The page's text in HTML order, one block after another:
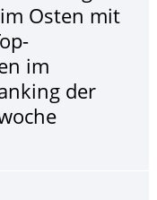
Osten mit
im
der
als einzige